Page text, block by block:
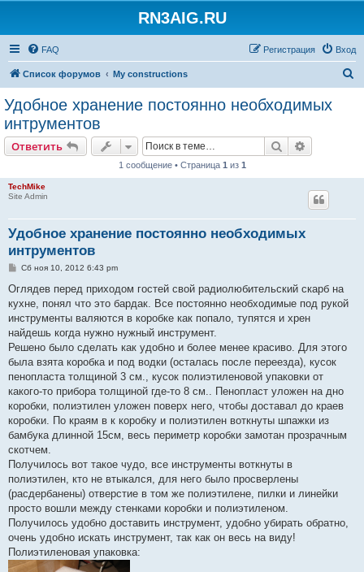
RN3AIG.RU
FAQ Вход
Регистрация
Список форумов My constructions
Удобное хранение постоянно необходимых
интрументов
Ответить Поиск
1 сообщение • Страница 1 из 1
TechMike
Site Admin
Удобное хранение постоянно необходимых
интрументов
С
о
щ
е
и
е
Сб ноя 10, 2012 6:43 pm
Оглядев перед приходом гостей свой радиолюбительский скарб на
кухне, понял что это бардак. Все постоянно необходимые под рукой
инструменты валяются в коробке как попало, тупятся и хрен
найдешь когда нужно нужный инструмент.
Решено было сделать как удобно и более менее красиво. Для этого
была взята коробка и под водки (осталась после переезда), кусок
пенопласта толщиной 3 см., кусок полиэтиленовой упаковки от
какого-то прибора толщиной где-то 8 см.. Пенопласт уложен на дно
коробки, полиэтилен уложен поверх него, чтобы доставал до краев
коробки. По краям в к коробку и полиэтилен воткнуты шпажки из
бамбука длинной 15см, весь периметр коробки замотан прозрачным
скотчем.
Получилось вот такое чудо, все инструменты воткнуты в
полиэтилен, кто не втыкался, для него было просверлены
(расдербанены) отверстие в том же полиэтилене, пилки и линейки
просто вошли между стенками коробки и полиэтиленом.
Получилось удобно доставить инструмент, удобно убирать обратно,
очень удобно искать инструмент, так как он весь на виду!
Полиэтиленовая упаковка: